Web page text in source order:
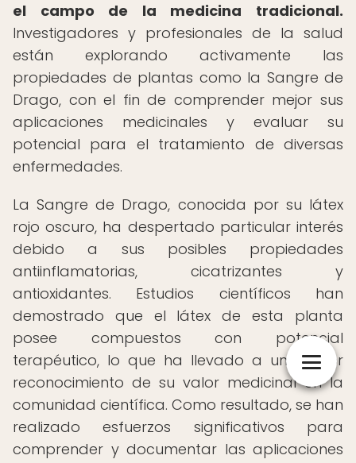
el campo de la medicina tradicional.
Investigadores y profesionales de la salud
están explorando activamente las
propiedades de plantas como la Sangre de
Drago, con el fin de comprender mejor sus
aplicaciones medicinales y evaluar su
potencial para el tratamiento de diversas
enfermedades.
La Sangre de Drago, conocida por su látex
rojo oscuro, ha despertado particular interés
debido a sus posibles propiedades
antiinflamatorias, cicatrizantes y
antioxidantes. Estudios científicos han
demostrado que el látex de esta planta
posee compuestos con potencial
terapéutico, lo que ha llevado a un mayor
reconocimiento de su valor medicinal en la
comunidad científica. Como resultado, se han
realizado esfuerzos significativos para
comprender y documentar las aplicaciones